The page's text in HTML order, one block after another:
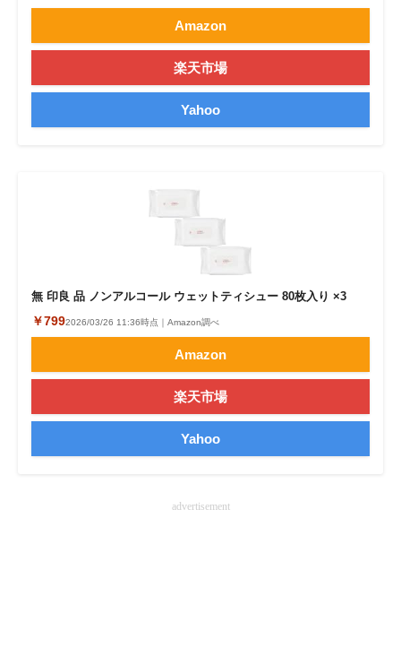
Amazon
楽天市場
Yahoo
無 印良 品 ノンアルコール ウェットティシュー 80枚入り ×3
￥7992026/03/26 11:36時点｜Amazon調べ
Amazon
楽天市場
Yahoo
advertisement